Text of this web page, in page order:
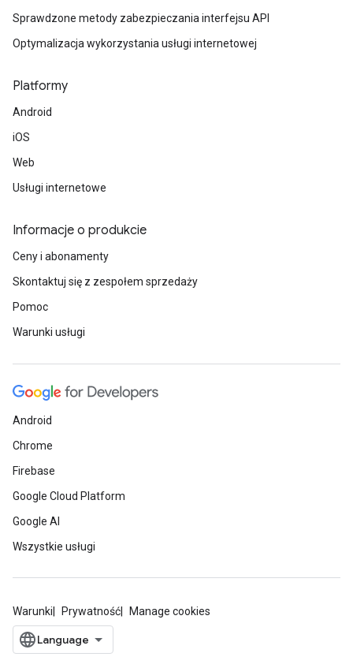
Sprawdzone metody zabezpieczania interfejsu API
Optymalizacja wykorzystania usługi internetowej
Platformy
Android
iOS
Web
Usługi internetowe
Informacje o produkcie
Ceny i abonamenty
Skontaktuj się z zespołem sprzedaży
Pomoc
Warunki usługi
Android
Chrome
Firebase
Google Cloud Platform
Google AI
Wszystkie usługi
Warunki Prywatność Manage cookies